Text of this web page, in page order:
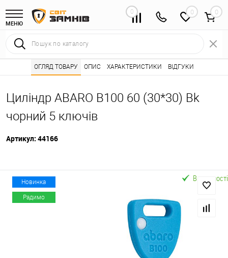
МЕНЮ
0 0
Інтернет магазин замків • Каталог товарів ⭐ Серцевини
Циліндр ABARO B100 60 (30*30) Bk
чорний 5 ключів
Артикул: 44166
ОГЛЯД ТОВАРУ ОПИС ХАРАКТЕРИСТИКИ ВІДГУКИ
Новинка
Радимо
В наявності